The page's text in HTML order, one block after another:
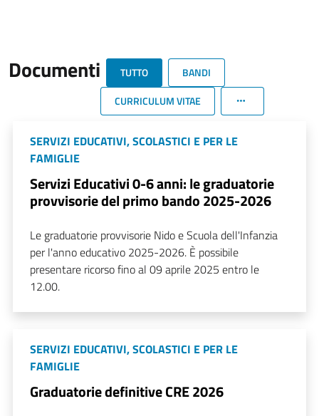
Documenti TUTTO
BANDI
CURRICULUM VITAE
SERVIZI EDUCATIVI, SCOLASTICI E PER LE
FAMIGLIE
Servizi Educativi 0-6 anni: le graduatorie
provvisorie del primo bando 2025-2026
Le graduatorie provvisorie Nido e Scuola dell'Infanzia
per l'anno educativo 2025-2026. È possibile
presentare ricorso fino al 09 aprile 2025 entro le
12.00.
SERVIZI EDUCATIVI, SCOLASTICI E PER LE
FAMIGLIE
Graduatorie definitive CRE 2026